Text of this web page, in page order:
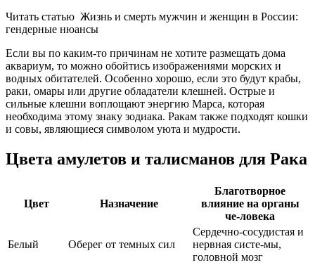
Читать статью Жизнь и смерть мужчин и женщин в России:
гендерные нюансы
Если вы по каким-то причинам не хотите размещать дома
аквариум, то можно обойтись изображениями морских и
водных обитателей. Особенно хорошо, если это будут крабы,
раки, омары или другие обладатели клешней. Острые и
сильные клешни воплощают энергию Марса, которая
необходима этому знаку зодиака. Ракам также подходят кошки
и совы, являющиеся символом уюта и мудрости.
Цвета амулетов и талисманов для Рака
Цвет Назначение
Благотворное
влияние на органы
че-ловека
Белый Оберег от темных сил
Сердечно-сосудистая и
нервная систе-мы,
головной мозг